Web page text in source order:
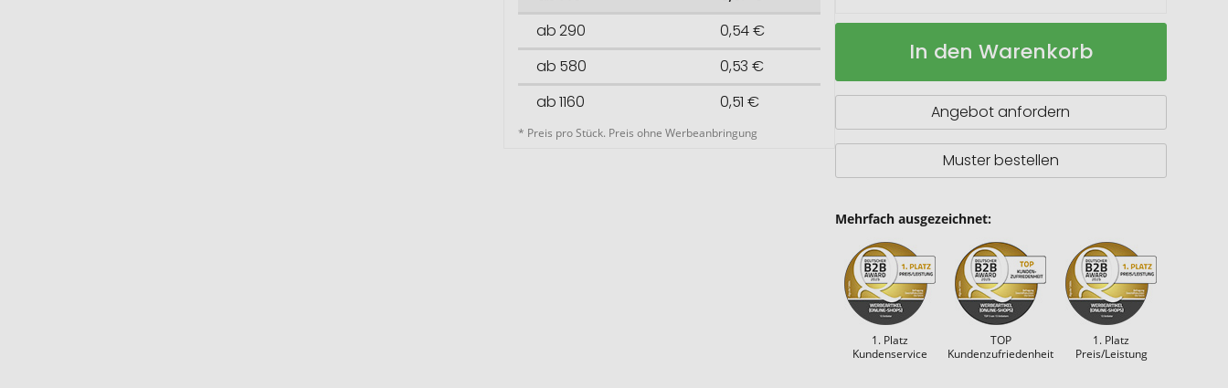
ab 290
0,54 €
ab 580
0,53 €
ab 1160
0,51 €
* Preis pro Stück. Preis ohne Werbeanbringung
Flocox
Auf
In den Warenkorb
Angebot anfordern
Muster bestellen
Mehrfach ausgezeichnet:
1. Platz
Kundenservice
TOP
Kundenzufriedenheit
1. Platz
Preis/Leistung